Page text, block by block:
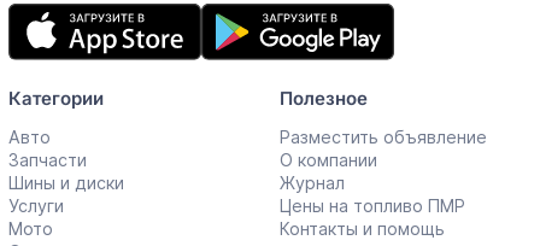
Мобильное
приложение
Категории
Авто
Запчасти
Шины и диски
Услуги
Мото
Полезное
Разместить объявление
О компании
Журнал
Цены на топливо ПМР
Контакты и помощь